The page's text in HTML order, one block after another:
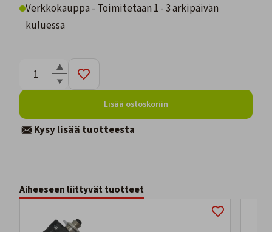
Verkkokauppa - Toimitetaan 1 - 3 arkipäivän
kuluessa
Lisää ostoskoriin
Kysy lisää tuotteesta
Aiheeseen liittyvät tuotteet